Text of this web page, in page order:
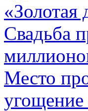
«Золотая
Свадьба
Место